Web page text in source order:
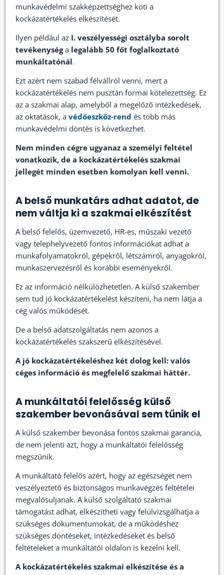
munkavédelmi szakképzettséghez köti a
kockázatértékelés elkészítését.
Ilyen például az I. veszélyességi osztályba sorolt
tevékenységa legalább 50 főt foglalkoztató
munkáltatónál.
Ezt azért nem szabad félvállról venni, mert a
kockázatértékelés nem pusztán formai kötelezettség. Ez
az a szakmai alap, amelyből a megelőző intézkedések,
az oktatások, a védőeszköz-rend és több más
munkavédelmi döntés is következhet.
Nem minden cégre ugyanaz a személyi feltétel
vonatkozik, de a kockázatértékelés szakmai
jellegét minden esetben komolyan kell venni.
A belső munkatárs adhat adatot, de
nem váltja ki a szakmai elkészítést
A belső felelős, üzemvezető, HR-es, műszaki vezető
vagy telephelyvezető fontos információkat adhat a
munkafolyamatokról, gépekről, létszámról, anyagokról,
munkaszervezésről és korábbi eseményekről.
Ez az információ nélkülözhetetlen. A külső szakember
sem tud jó kockázatértékelést készíteni, ha nem látja a
cég valós működését.
De a belső adatszolgáltatás nem azonos a
kockázatértékelés szakszerű elkészítésével.
A jó kockázatértékeléshez két dolog kell: valós
céges információ és megfelelő szakmai háttér.
A munkáltatói felelősség külső
szakember bevonásával sem tűnik el
A külső szakember bevonása fontos szakmai garancia,
de nem jelenti azt, hogy a munkáltatói felelősség
megszűnik.
A munkáltató felelős azért, hogy az egészséget nem
veszélyeztető és biztonságos munkavégzés feltételei
megvalósuljanak. A külső szolgáltató szakmai
támogatást adhat, elkészítheti vagy felülvizsgálhatja a
szükséges dokumentumokat, de a működéshez
szükséges döntéseket, intézkedéseket és belső
feltételeket a munkáltatói oldalon is kezelni kell.
A kockázatértékelés szakmai elkészítése és a